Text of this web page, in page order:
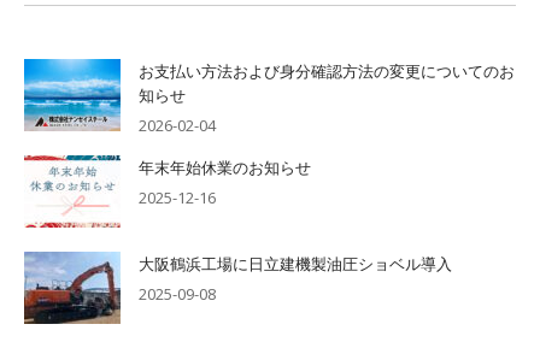
お支払い方法および身分確認方法の変更についてのお
知らせ
2026-02-04
年末年始休業のお知らせ
2025-12-16
大阪鶴浜工場に日立建機製油圧ショベル導入
2025-09-08